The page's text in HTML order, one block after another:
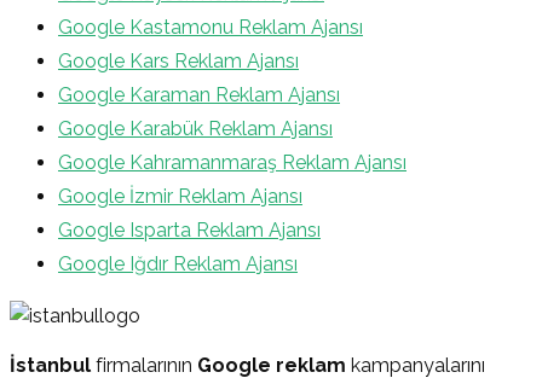
Google Kastamonu Reklam Ajansı
Google Kars Reklam Ajansı
Google Karaman Reklam Ajansı
Google Karabük Reklam Ajansı
Google Kahramanmaraş Reklam Ajansı
Google İzmir Reklam Ajansı
Google Isparta Reklam Ajansı
Google Iğdır Reklam Ajansı
İstanbul firmalarının Google reklam kampanyalarını